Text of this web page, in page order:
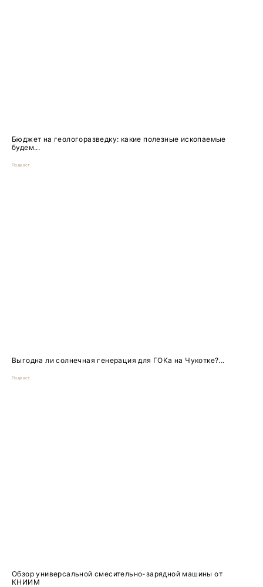
Бюджет на геологоразведку: какие полезные ископаемые
будем...
Подкаст
Выгодна ли солнечная генерация для ГОКа на Чукотке?...
Подкаст
Обзор универсальной смесительно-зарядной машины от
КНИИМ